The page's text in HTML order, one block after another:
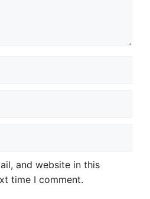
and website in this
time I comment.